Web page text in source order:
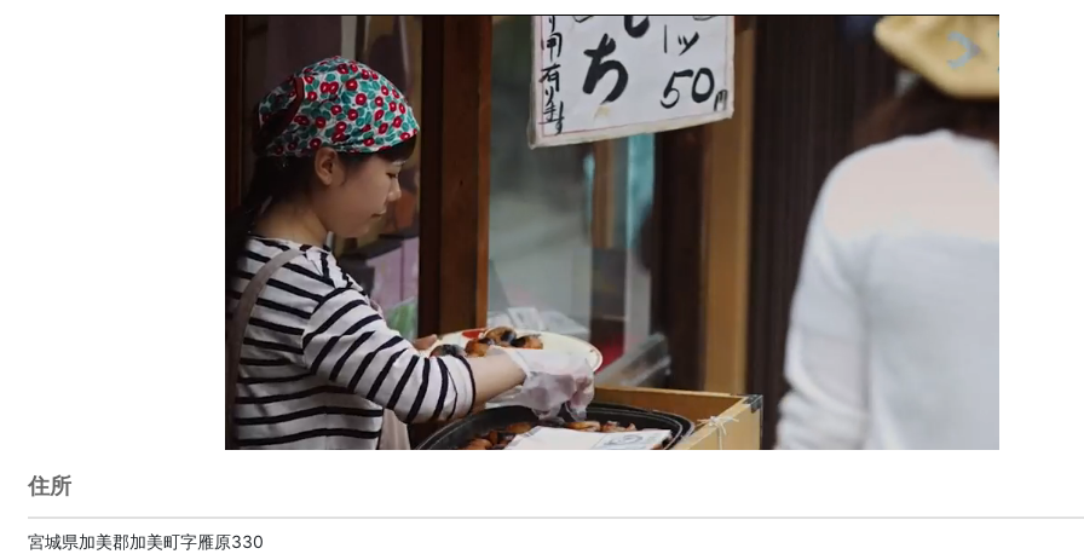
住所
宮城県加美郡加美町字雁原330